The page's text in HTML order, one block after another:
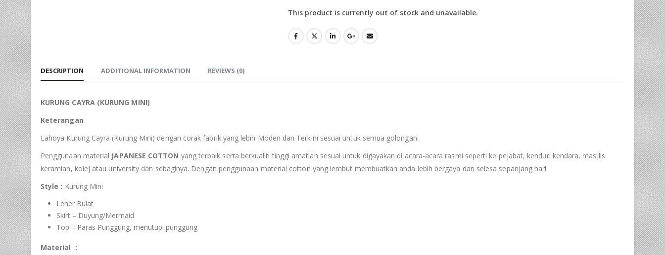
This product is currently out of stock and unavailable.
DESCRIPTION ADDITIONAL INFORMATION REVIEWS (0)
KURUNG CAYRA (KURUNG MINI)
Keterangan
Lahoya Kurung Cayra (Kurung Mini) dengan corak fabrik yang lebih Moden dan Terkini sesuai untuk semua golongan.
Penggunaan material JAPANESE COTTON yang terbaik serta berkualiti tinggi amatlah sesuai untuk digayakan di acara-acara rasmi seperti ke pejabat, kenduri kendara, masjlis
keramian, kolej atau university dan sebaginya. Dengan penggunaan material cotton yang lembut membuatkan anda lebih bergaya dan selesa sepanjang hari.
Style : Kurung Mini
Leher Bulat
Skirt – Duyung/Mermaid
Top – Paras Punggung, menutupi punggung
Material :